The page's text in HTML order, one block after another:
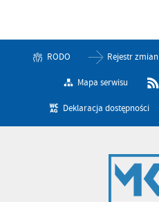
RODO Rejestr zmian
Mapa serwisu
Deklaracja dostępności